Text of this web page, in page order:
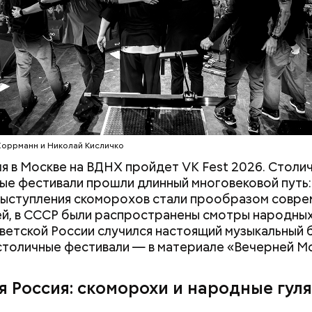
пьяного
праздники
праздники отмечают в
и Николай Кисличко
в Москве на ВДНХ пройдет VK Fest 2026.
фестивали прошли длинный многовековой
скоморохов стали прообразом
в СССР были распространены смотры
России случился настоящий музыкальный
фестивали — в материале «Вечерней
Россия: скоморохи и народные